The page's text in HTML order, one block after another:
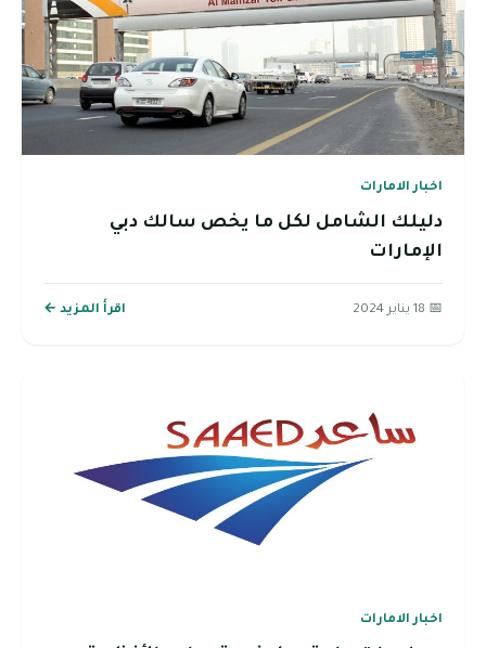
اخبار الامارات
دليلك الشامل لكل ما يخص سالك دبي
الإمارات
📅 18 يناير 2024 اقرأ المزيد ←
اخبار الامارات